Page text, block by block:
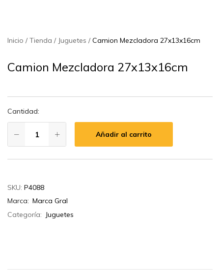
Inicio Tienda Juguetes Camion Mezcladora 27x13x16cm
Camion Mezcladora 27x13x16cm
Cantidad:
Añadir al carrito
SKU: P4088
Marca: Marca Gral
Categoría: Juguetes